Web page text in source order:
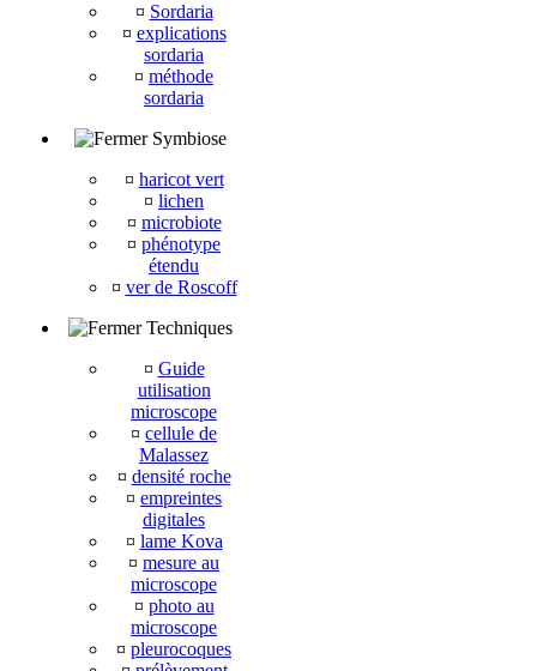
¤ Sordaria
¤ explications
sordaria
¤ méthode
sordaria
Symbiose
¤ haricot vert
¤ lichen
¤ microbiote
¤ phénotype
étendu
¤ ver de Roscoff
Techniques
¤ Guide
utilisation
microscope
¤ cellule de
Malassez
¤ densité roche
¤ empreintes
digitales
¤ lame Kova
¤ mesure au
microscope
¤ photo au
microscope
¤ pleurocoques